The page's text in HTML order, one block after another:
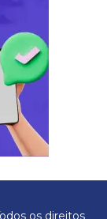
os direitos